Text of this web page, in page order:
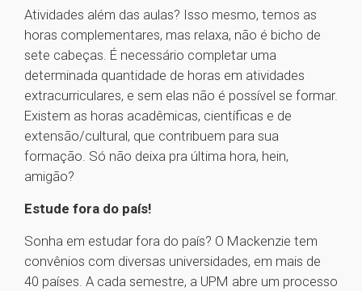
Atividades além das aulas? Isso mesmo, temos as
horas complementares, mas relaxa, não é bicho de
sete cabeças. É necessário completar uma
determinada quantidade de horas em atividades
extracurriculares, e sem elas não é possível se formar.
Existem as horas acadêmicas, científicas e de
extensão/cultural, que contribuem para sua
formação. Só não deixa pra última hora, hein,
amigão?
Estude fora do país!
Sonha em estudar fora do país? O Mackenzie tem
convênios com diversas universidades, em mais de
40 países. A cada semestre, a UPM abre um processo